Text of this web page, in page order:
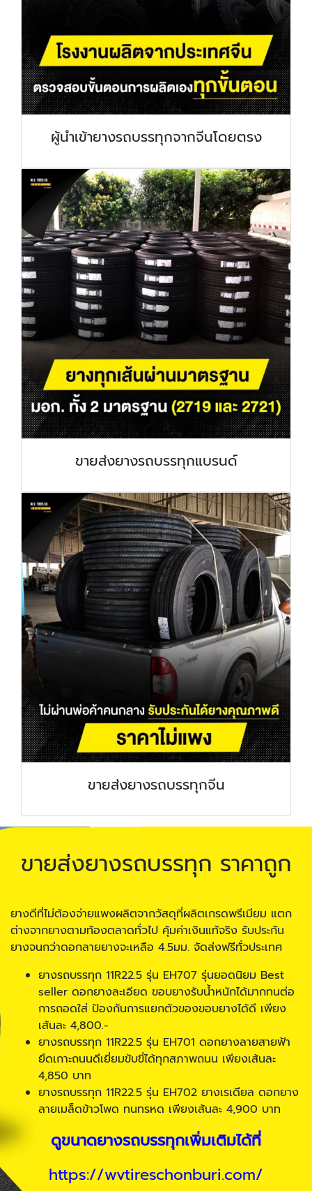
ผู้นำเข้ายางรถบรรทุกจากจีนโดยตรง
ขายส่งยางรถบรรทุกแบรนด์
ขายส่งยางรถบรรทุกจีน
ขายส่งยางรถบรรทุก ราคาถูก
ยางดีที่ไม่ต้องจ่ายแพงผลิตจากวัสดุที่ผลิตเกรดพรีเมียม แตก
ต่างจากยางตามท้องตลาดทั่วไป คุ้มค่าเงินแท้จริง รับประกัน
ยางจนกว่าดอกลายยางจะเหลือ 4.5มม. จัดส่งฟรีทั่วประเทศ
ยางรถบรรทุก 11R22.5 รุ่น EH707 รุ่นยอดนิยม Best
seller ดอกยางละเอียด ขอบยางรับน้ำหนักได้มากทนต่อ
การถอดใส่ ป้องกันการแยกตัวของขอบยางได้ดี เพียง
เส้นละ 4,800.-
ยางรถบรรทุก 11R22.5 รุ่น EH701 ดอกยางลายสายฟ้า
ยึดเกาะถนนดีเยี่ยมขับขี่ได้ทุกสภาพถนน เพียงเส้นละ
4,850 บาท
ยางรถบรรทุก 11R22.5 รุ่น EH702 ยางเรเดียล ดอกยาง
ลายเมล็ดข้าวโพด ทนทรหด เพียงเส้นละ 4,900 บาท
ดูขนาดยางรถบรรทุกเพิ่มเติมได้ที่
https://wvtireschonburi.com/